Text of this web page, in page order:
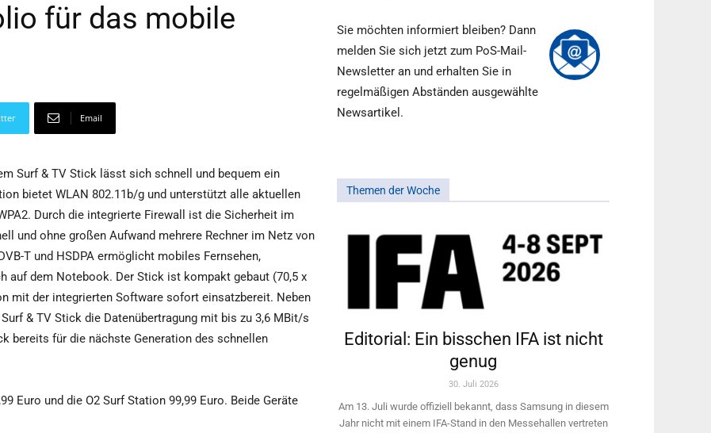
für das mobile
Email
Surf & TV Stick lässt sich schnell und bequem ein
bietet WLAN 802.11b/g und unterstützt alle aktuellen
Durch die integrierte Firewall ist die Sicherheit im
und ohne großen Aufwand mehrere Rechner im Netz von
T und HSDPA ermöglicht mobiles Fernsehen,
auf dem Notebook. Der Stick ist kompakt gebaut (70,5 x
mit der integrierten Software sofort einsatzbereit. Neben
& TV Stick die Datenübertragung mit bis zu 3,6 MBit/s
bereits für die nächste Generation des schnellen
Euro und die O2 Surf Station 99,99 Euro. Beide Geräte
Sie möchten informiert bleiben? Dann
melden Sie sich jetzt zum PoS-Mail-
Newsletter an und erhalten Sie in
regelmäßigen Abständen ausgewählte
Newsartikel.
Themen der Woche
Editorial: Ein bisschen IFA ist nicht
genug
30. Juli 2026
Am 13. Juli wurde offiziell bekannt, dass Samsung in diesem
Jahr nicht mit einem IFA-Stand in den Messehallen vertreten